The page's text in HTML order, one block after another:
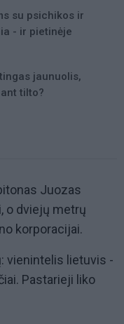
su psichikos ir
- ir pietinėje
jaunuolis,
tilto?
Juozas
o dviejų metrų
korporacijai.
vienintelis lietuvis -
Pastarieji liko